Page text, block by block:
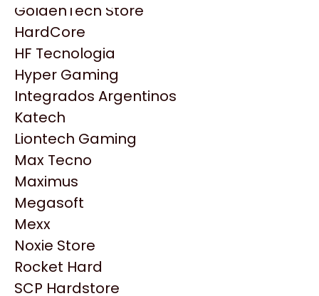
HP
HyperX
INNO3D
Intel
Kingston
Lenovo
Logitech
MSI
NVIDIA GeForce
NZXT
PNY
Palit
Philips
GoldenTech Store
HardCore
HF Tecnologia
Hyper Gaming
Integrados Argentinos
Katech
Liontech Gaming
Max Tecno
Maximus
Megasoft
Mexx
Noxie Store
Rocket Hard
SCP Hardstore
Productos